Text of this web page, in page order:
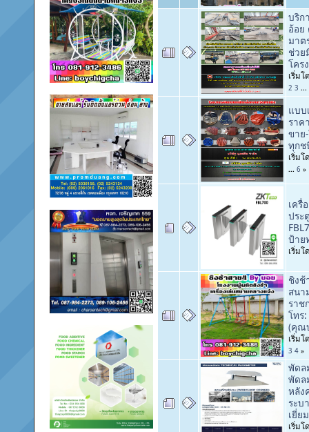
บริก
อ้อย
มาต
ช่วย
โคร
เริ่ม
2 3 ...
แบบ
ราค
ขาย
ทุกช
เริ่ม
... 6 »
เครื่
ประ
ป้าย
เริ่ม
ชิงช้
สนา
ราช
โทร
(คุณ
เริ่ม
3 4 »
พัดล
พัดล
หลัง
ระบ
เยี่ยม
เริ่ม